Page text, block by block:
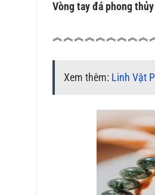
Vòng tay đá phong
Xem thêm: Linh Vật